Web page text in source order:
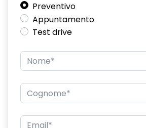
Preventivo
Appuntamento
Test drive